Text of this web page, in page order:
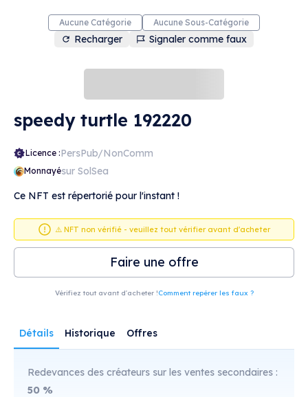
Aucune Catégorie Aucune Sous-Catégorie
Recharger Signaler comme faux
speedy turtle 192220
Licence :PersPub/NonComm
Monnayésur SolSea
Ce NFT est répertorié pour l'instant !
⚠️ NFT non vérifié - veuillez tout vérifier avant d'acheter
Faire une offre
Vérifiez tout avant d'acheter !Comment repérer les faux ?
Détails Historique Offres
Redevances des créateurs sur les ventes secondaires :
50 %